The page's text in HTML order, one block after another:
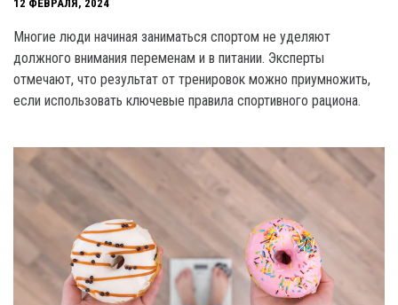
12 ФЕВРАЛЯ, 2024
Многие люди начиная заниматься спортом не уделяют
должного внимания переменам и в питании. Эксперты
отмечают, что результат от тренировок можно приумножить,
если использовать ключевые правила спортивного рациона.